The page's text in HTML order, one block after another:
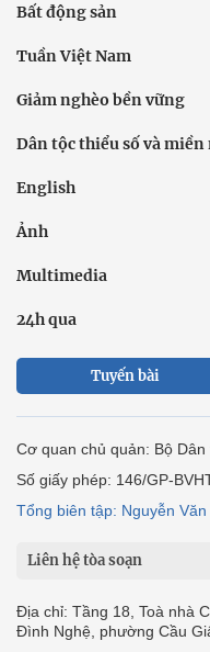
Bất động sản
Tuần Việt Nam
Giảm nghèo bền vững
Dân tộc thiểu số và miền
English
Ảnh
Multimedia
24h qua
Tuyến bài
Cơ quan chủ quản: Bộ
Số giấy phép: 146/GP-
Tổng biên tập: Nguyễn Văn
Liên hệ tòa soạn
Địa chỉ: Tầng 18, Toà nhà
Đình Nghệ, phường Cầu